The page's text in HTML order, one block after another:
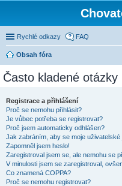
Rychlé odkazy FAQ
Obsah fóra
Často kladené otázky
Registrace a přihlášení
Proč se nemohu přihlásit?
Je vůbec potřeba se registrovat?
Proč jsem automaticky odhlášen?
Jak zabráním, aby se moje
Zapomněl jsem heslo!
Zaregistroval jsem se, ale nemohu se
V minulosti jsem se zaregistroval,
Co znamená COPPA?
Proč se nemohu registrovat?